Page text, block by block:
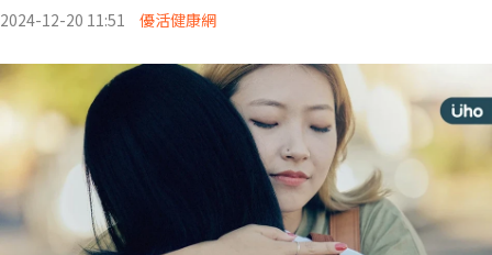
2024-12-20 11:51 優活健康網